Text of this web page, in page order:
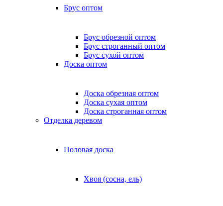
Брус оптом
Брус обрезной оптом
Брус строганный оптом
Брус сухой оптом
Доска оптом
Доска обрезная оптом
Доска сухая оптом
Доска строганная оптом
Отделка деревом
Половая доска
Хвоя (сосна, ель)